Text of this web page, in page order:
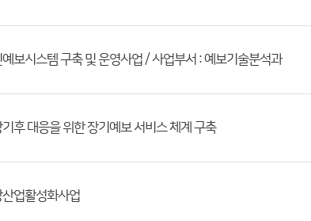
예보시스템 구축 및 운영사업 / 사업부서 : 예보기술분석과
기후 대응을 위한 장기예보 서비스 체계 구축
산업활성화사업